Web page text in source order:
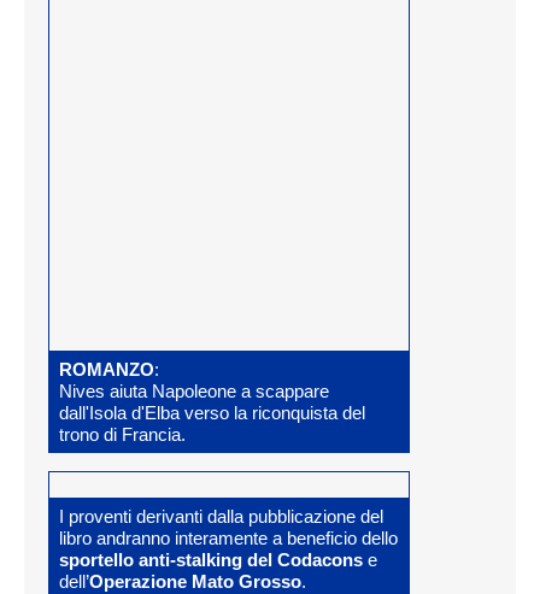
ROMANZO:
Nives aiuta Napoleone a scappare
dall'Isola d'Elba verso la riconquista del
trono di Francia.
I proventi derivanti dalla pubblicazione del
libro andranno interamente a beneficio dello
sportello anti-stalking del Codacons e
dell’Operazione Mato Grosso.